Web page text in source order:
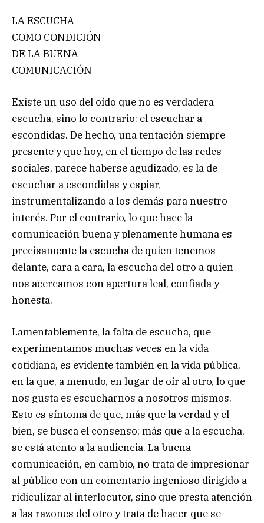
LA ESCUCHA
COMO CONDICIÓN
DE LA BUENA
COMUNICACIÓN
Existe un uso del oído que no es verdadera
escucha, sino lo contrario: el escuchar a
escondidas. De hecho, una tentación siempre
presente y que hoy, en el tiempo de las redes
sociales, parece haberse agudizado, es la de
escuchar a escondidas y espiar,
instrumentalizando a los demás para nuestro
interés. Por el contrario, lo que hace la
comunicación buena y plenamente humana es
precisamente la escucha de quien tenemos
delante, cara a cara, la escucha del otro a quien
nos acercamos con apertura leal, confiada y
honesta.
Lamentablemente, la falta de escucha, que
experimentamos muchas veces en la vida
cotidiana, es evidente también en la vida pública,
en la que, a menudo, en lugar de oír al otro, lo que
nos gusta es escucharnos a nosotros mismos.
Esto es síntoma de que, más que la verdad y el
bien, se busca el consenso; más que a la escucha,
se está atento a la audiencia. La buena
comunicación, en cambio, no trata de impresionar
al público con un comentario ingenioso dirigido a
ridiculizar al interlocutor, sino que presta atención
a las razones del otro y trata de hacer que se